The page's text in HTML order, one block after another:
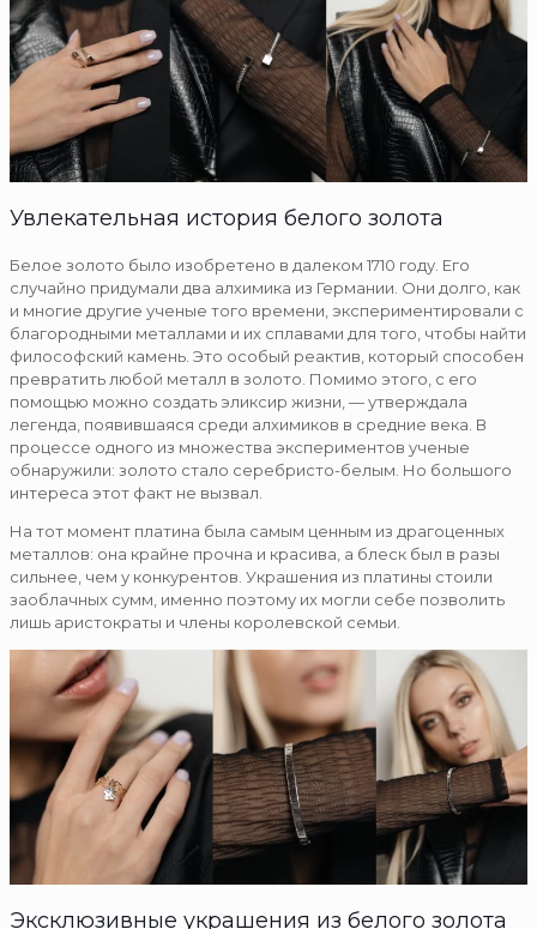
Увлекательная история белого золота
Белое золото было изобретено в далеком 1710 году. Его
случайно придумали два алхимика из Германии. Они долго, как
и многие другие ученые того времени, экспериментировали с
благородными металлами и их сплавами для того, чтобы найти
философский камень. Это особый реактив, который способен
превратить любой металл в золото. Помимо этого, с его
помощью можно создать эликсир жизни, — утверждала
легенда, появившаяся среди алхимиков в средние века. В
процессе одного из множества экспериментов ученые
обнаружили: золото стало серебристо-белым. Но большого
интереса этот факт не вызвал.
На тот момент платина была самым ценным из драгоценных
металлов: она крайне прочна и красива, а блеск был в разы
сильнее, чем у конкурентов. Украшения из платины стоили
заоблачных сумм, именно поэтому их могли себе позволить
лишь аристократы и члены королевской семьи.
Эксклюзивные украшения из белого золота